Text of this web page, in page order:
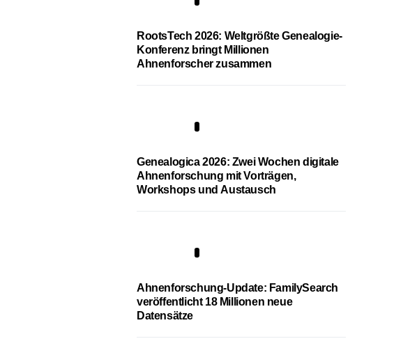
RootsTech 2026: Weltgrößte Genealogie-
Konferenz bringt Millionen
Ahnenforscher zusammen
Genealogica 2026: Zwei Wochen digitale
Ahnenforschung mit Vorträgen,
Workshops und Austausch
Ahnenforschung-Update: FamilySearch
veröffentlicht 18 Millionen neue
Datensätze